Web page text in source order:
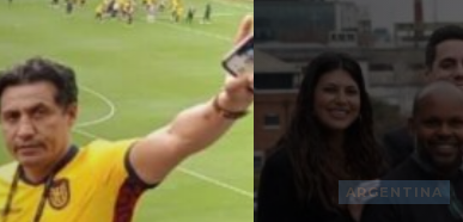
ARGENTINA